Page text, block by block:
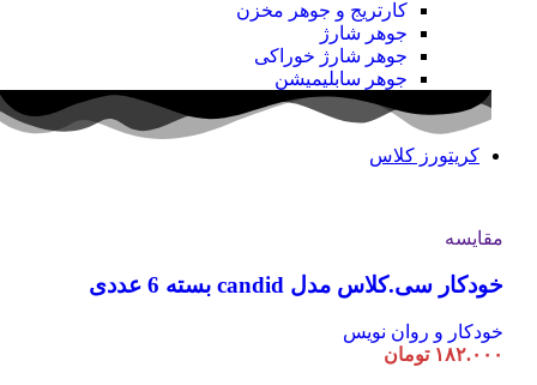
کارتریج و جوهر مخزن
جوهر شارژ
جوهر شارژ خوراکی
جوهر سابلیمیشن
کریتورز کلاس
مقایسه
خودکار سی.کلاس مدل candid بسته 6 عددی
خودکار و روان نویس
۱۸۲.۰۰۰ تومان